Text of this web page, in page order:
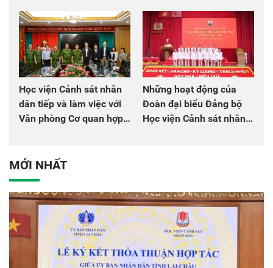
Học viện Cảnh sát nhân
dân tiếp và làm việc với
Văn phòng Cơ quan hợp
Những hoạt động của
Đoàn đại biểu Đảng bộ
Học viện Cảnh sát nhân
MỚI NHẤT